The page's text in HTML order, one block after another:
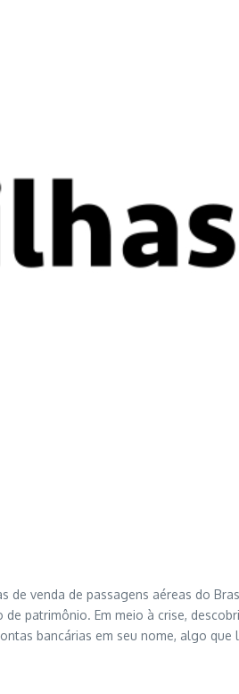
venda de passagens aéreas do
patrimônio. Em meio à crise,
bancárias em seu nome, algo que